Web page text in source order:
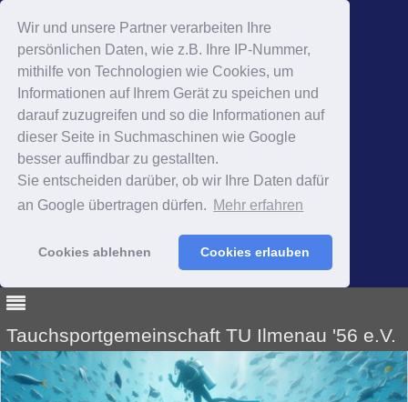
Wir und unsere Partner verarbeiten Ihre
persönlichen Daten, wie z.B. Ihre IP-Nummer,
mithilfe von Technologien wie Cookies, um
Informationen auf Ihrem Gerät zu speichen und
darauf zuzugreifen und so die Informationen auf
dieser Seite in Suchmaschinen wie Google
besser auffindbar zu gestallten.
Sie entscheiden darüber, ob wir Ihre Daten dafür
an Google übertragen dürfen. Mehr erfahren
Cookies ablehnen Cookies erlauben
Tauchsportgemeinschaft TU Ilmenau '56 e.V.